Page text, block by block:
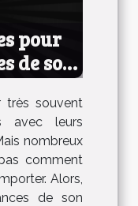
pour
de son
très souvent
avec leurs
nombreux
comment
Alors,
de son